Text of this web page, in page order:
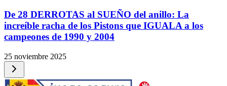
De 28 DERROTAS al SUEÑO del anillo: La
increíble racha de los Pistons que IGUALA a los
campeones de 1990 y 2004
25 noviembre 2025